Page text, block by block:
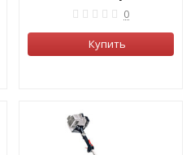
0
Купить